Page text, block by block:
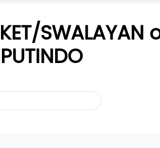
SWALAYAN